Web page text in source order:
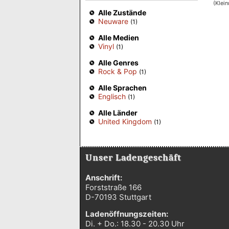
Alle Zustände
Neuware (1)
Alle Medien
Vinyl (1)
Alle Genres
Rock & Pop (1)
Alle Sprachen
Englisch (1)
Alle Länder
United Kingdom (1)
Unser Ladengeschäft
Anschrift:
Forststraße 166
D-70193 Stuttgart
Ladenöffnungszeiten:
Di. + Do.: 18.30 - 20.30 Uhr